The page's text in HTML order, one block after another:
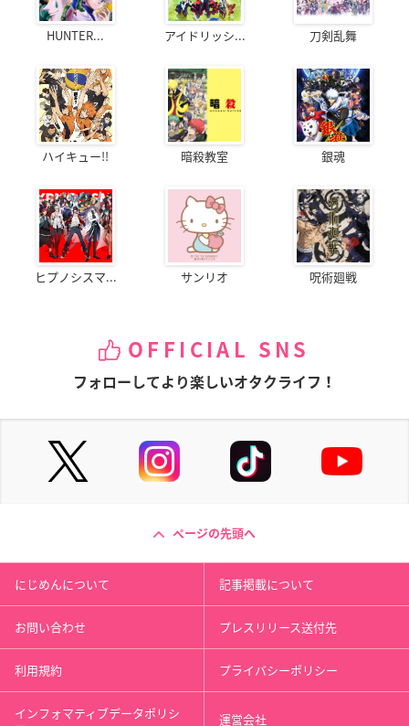
HUNTER... アイドリッシ... 刀剣乱舞
ハイキュー!! 暗殺教室 銀魂
ヒプノシスマ... サンリオ 呪術廻戦
OFFICIAL SNS
フォローしてより楽しいオタクライフ！
ページの先頭へ
にじめんについて 記事掲載について
お問い合わせ プレスリリース送付先
利用規約 プライバシーポリシー
インフォマティブデータポリシ 運営会社